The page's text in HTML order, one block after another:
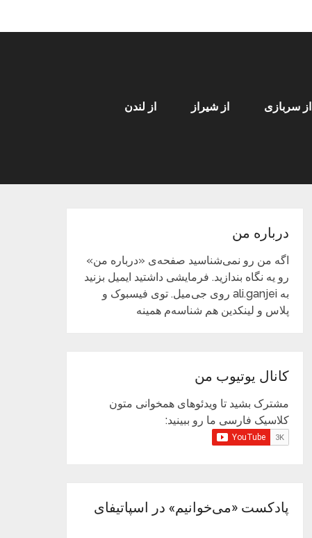
از سربازی از شیراز از لندن
درباره من
اگه من رو نمی‌شناسید صفحه‌ی «درباره من»
رو یه نگاه بندازید. فرمایشی داشتید ایمیل بزنید
به ali.ganjei روی جی‌میل. توی فیسبوک و
پلاس و لینکدین هم شناسه‌م همینه
کانال یوتیوب من
مشترک بشید تا ویدئوهای همخوانی متون
کلاسیک فارسی ما رو ببینید:
پادکست «می‌خوانیم» در اسپاتیفای